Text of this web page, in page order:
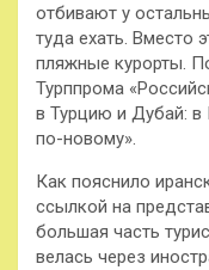
отбивают у
туда ехать. Вместо
пляжные курорты.
Турппрома
в Турцию и Дубай: в
по-новому».
Как пояснило
ссылкой на
большая часть
велась через